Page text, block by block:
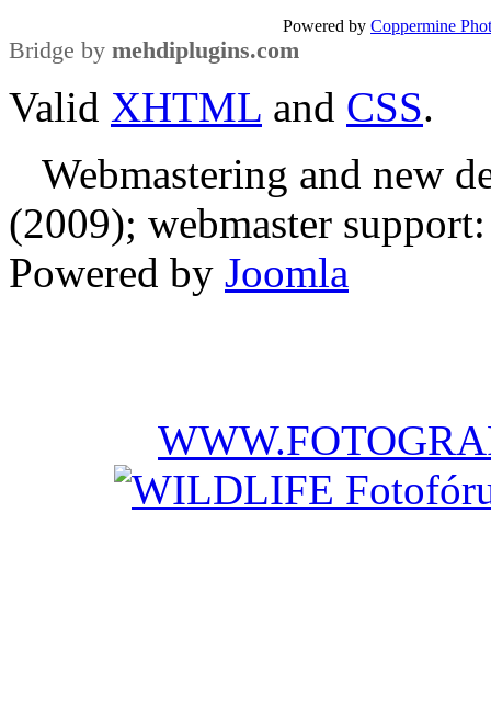
Powered by Coppermine
Bridge by mehdiplugins.com
Valid XHTML and CSS.
Webmastering and new
(2009); webmaster
Powered by Joomla